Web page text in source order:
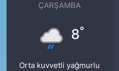
ÇARŞAMBA
8°
Orta kuvvetli yağmurlu